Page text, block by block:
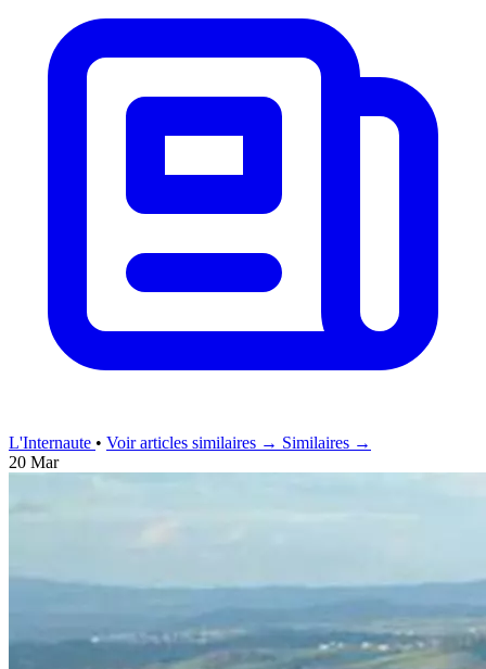
L'Internaute • Voir articles similaires → Similaires →
20 Mar